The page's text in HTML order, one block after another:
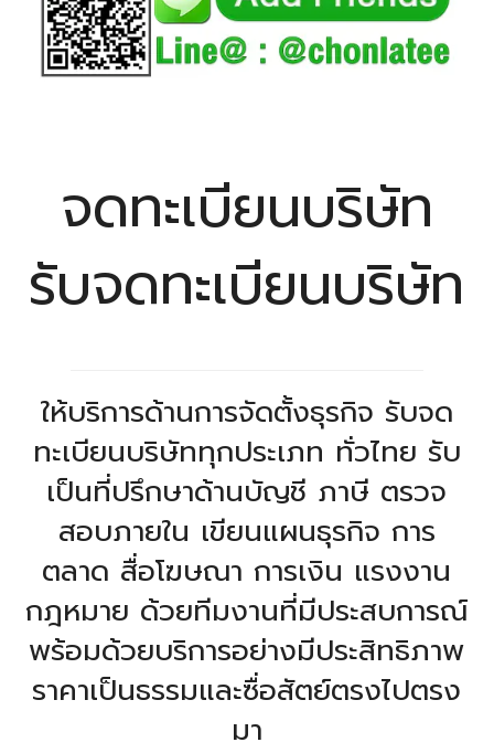
จดทะเบียนบริษัท
รับจดทะเบียนบริษัท
ให้บริการด้านการจัดตั้งธุรกิจ รับจด
ทะเบียนบริษัททุกประเภท ทั่วไทย รับ
เป็นที่ปรึกษาด้านบัญชี ภาษี ตรวจ
สอบภายใน เขียนแผนธุรกิจ การ
ตลาด สื่อโฆษณา การเงิน แรงงาน
กฎหมาย ด้วยทีมงานที่มีประสบการณ์
พร้อมด้วยบริการอย่างมีประสิทธิภาพ
ราคาเป็นธรรมและซื่อสัตย์ตรงไปตรง
มา